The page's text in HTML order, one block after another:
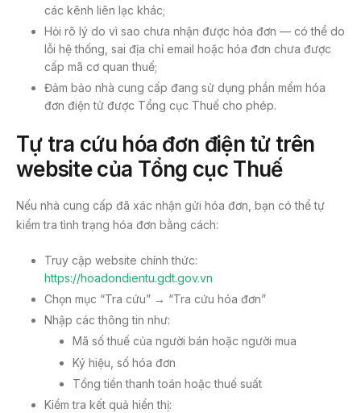
các kênh liên lạc khác;
Hỏi rõ lý do vì sao chưa nhận được hóa đơn — có thể do
lỗi hệ thống, sai địa chỉ email hoặc hóa đơn chưa được
cấp mã cơ quan thuế;
Đảm bảo nhà cung cấp đang sử dụng phần mềm hóa
đơn điện tử được Tổng cục Thuế cho phép.
Tự tra cứu hóa đơn điện tử trên
website của Tổng cục Thuế
Nếu nhà cung cấp đã xác nhận gửi hóa đơn, bạn có thể tự
kiểm tra tình trạng hóa đơn bằng cách:
Truy cập website chính thức:
https://hoadondientu.gdt.gov.vn
Chọn mục “Tra cứu” → “Tra cứu hóa đơn”
Nhập các thông tin như:
Mã số thuế của người bán hoặc người mua
Ký hiệu, số hóa đơn
Tổng tiền thanh toán hoặc thuế suất
Kiểm tra kết quả hiển thị: